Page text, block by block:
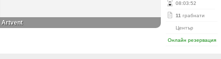
08:03:52
11 грабнати
Център
Онлайн резервация
Artvent